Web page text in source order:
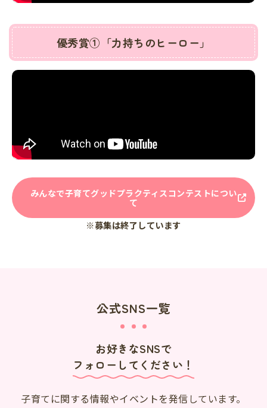
優秀賞①「力持ちのヒーロー」
みんなで子育てグッドプラクティスコンテストについ
て
※募集は終了しています
公式SNS一覧
お好きなSNSで
フォローしてください！
子育てに関する情報やイベントを発信しています。